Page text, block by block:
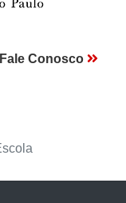
Fale Conosco